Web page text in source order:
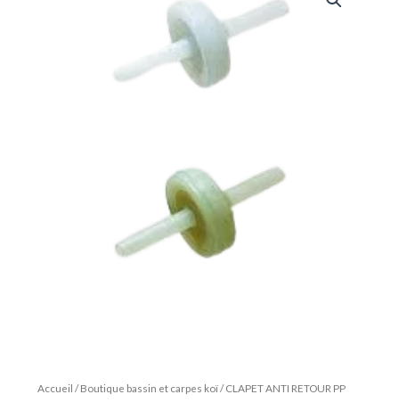
Accueil /Boutique bassin et carpes koï/ CLAPET ANTI RETOUR PP